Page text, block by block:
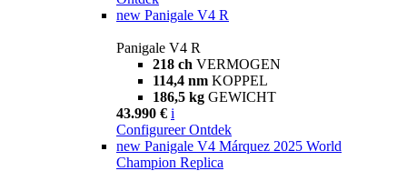
new Panigale V4 R
Panigale V4 R
218 ch VERMOGEN
114,4 nm KOPPEL
186,5 kg GEWICHT
43.990 € i
Configureer Ontdek
new Panigale V4 Márquez 2025 World
Champion Replica